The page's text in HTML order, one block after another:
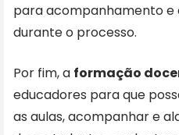
para acompanhamento e
durante o processo.
Por fim, a formação
educadores para que
as aulas, acompanhar e